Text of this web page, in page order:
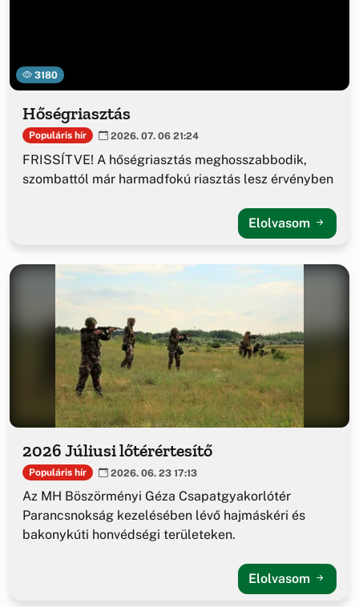
3180
Hőségriasztás
Populáris hír 2026. 07. 06 21:24
FRISSÍTVE! A hőségriasztás meghosszabbodik,
szombattól már harmadfokú riasztás lesz érvényben
Elolvasom
2026 Júliusi lőtérértesítő
Populáris hír 2026. 06. 23 17:13
Az MH Böszörményi Géza Csapatgyakorlótér
Parancsnokság kezelésében lévő hajmáskéri és
bakonykúti honvédségi területeken.
Elolvasom